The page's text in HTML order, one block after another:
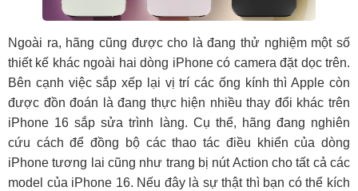
Ngoài ra, hãng cũng được cho là đang thử nghiệm một số
thiết kế khác ngoài hai dòng iPhone có camera đặt dọc trên.
Bên cạnh việc sắp xếp lại vị trí các ống kính thì Apple còn
được đồn đoán là đang thực hiện nhiều thay đổi khác trên
iPhone 16 sắp sửa trình làng. Cụ thể, hãng đang nghiên
cứu cách để đồng bộ các thao tác điều khiển của dòng
iPhone tương lai cũng như trang bị nút Action cho tất cả các
model của iPhone 16. Nếu đây là sự thật thì bạn có thể kích